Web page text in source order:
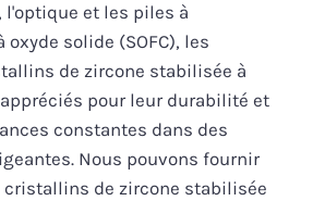
l'optique et les piles à
solide (SOFC), les
de zircone stabilisée à
pour leur durabilité et
constantes dans des
Nous pouvons fournir
de zircone stabilisée